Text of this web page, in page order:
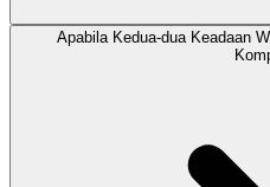
Apabila Kedua-dua Keadaan